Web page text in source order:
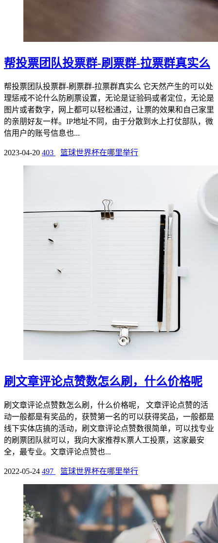
帮投票团队投票群-刷票群-拉票群真实么
帮投票团队投票群-刷票群-拉票群真实么 它天然产生的可以处
理惩戒不论什么防刷票设置，无论是证验码或者定位，无论是
图片或者数字，网上都可以轻松通过，让票的效果和自己家里
的亲朋好友一样。IP地址不同，由于分散到水上打仗部队，微
信用户的账号信息也...
2023-04-20 403 篮球世界杯在哪里举行
刷文章评论点赞数怎么刷，什么价格呢
刷文章评论点赞数怎么刷，什么价格呢， 文章评论点赞的活
动一般都是有奖品的，获赞第一名的可以获得奖品，一般都是
线下实体店搞的活动，刷文章评论点赞数很简单，可以找专业
的刷票团队就可以，我向大家推荐K票人工投票，这家最安
全，最专业。文章评论点赞也...
2022-05-24 497 篮球世界杯在哪里举行